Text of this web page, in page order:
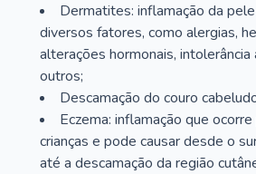
Dermatites: inflamação da
diversos fatores, como alergias,
alterações hormonais,
outros;
Descamação do couro
Eczema: inflamação que
crianças e pode causar desde o
até a descamação da região